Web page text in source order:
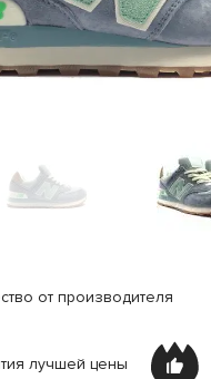
от производителя
лучшей цены